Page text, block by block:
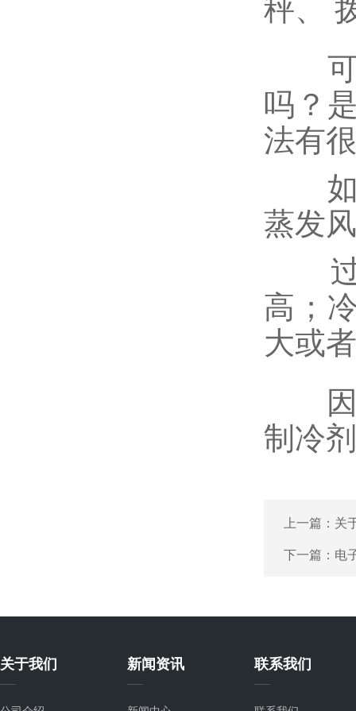
秤、
可
吗？
法有
如
蒸发
过
高；
大或
因此
制冷
上一篇： 关
下一篇： 电
关于我们 新闻资讯 联系我们